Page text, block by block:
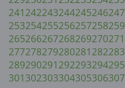
241242243244245246247
253254255256257258259
265266267268269270271
277278279280281282283
289290291292293294295
301302303304305306307